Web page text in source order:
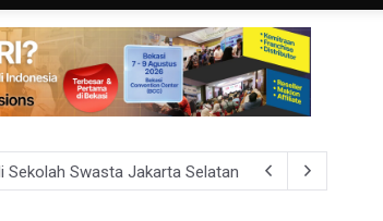
Sekolah Swasta Jakarta Selatan